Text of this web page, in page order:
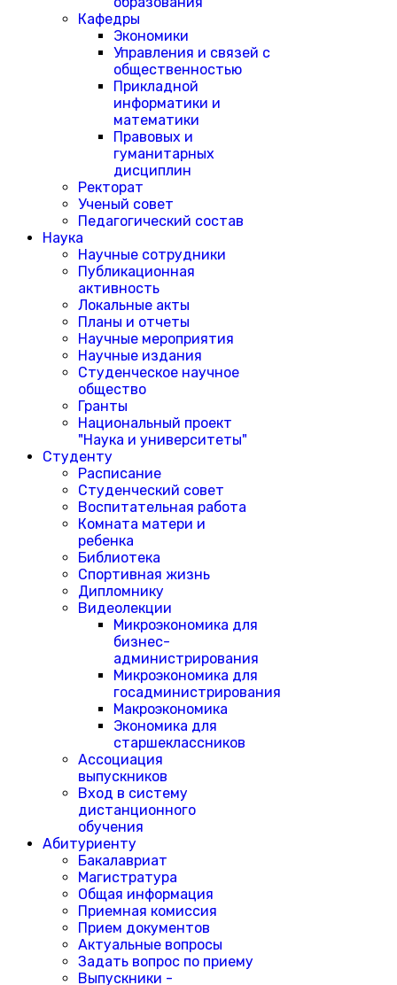
Кафедры
Экономики
Управления и связей с
общественностью
Прикладной
информатики и
математики
Правовых и
гуманитарных
дисциплин
Ректорат
Ученый совет
Педагогический состав
Наука
Научные сотрудники
Публикационная
активность
Локальные акты
Планы и отчеты
Научные мероприятия
Научные издания
Студенческое научное
общество
Гранты
Национальный проект
"Наука и университеты"
Студенту
Расписание
Студенческий совет
Воспитательная работа
Комната матери и
ребенка
Библиотека
Спортивная жизнь
Дипломнику
Видеолекции
Микроэкономика для
бизнес-
администрирования
Микроэкономика для
госадминистрирования
Макроэкономика
Экономика для
старшеклассников
Ассоциация
выпускников
Вход в систему
дистанционного
обучения
Абитуриенту
Бакалавриат
Магистратура
Общая информация
Приемная комиссия
Прием документов
Актуальные вопросы
Задать вопрос по приему
Выпускники -